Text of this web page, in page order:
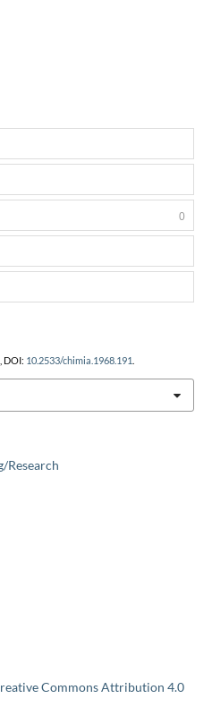
Research
Commons Attribution 4.0
DOI: 10.2533/chimia.1968.191
0